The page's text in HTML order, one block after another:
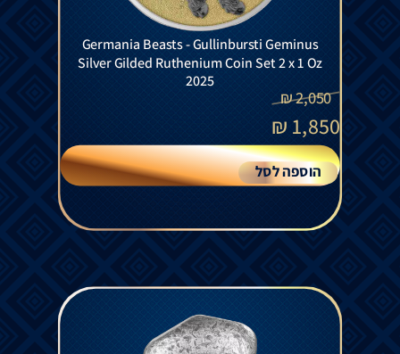
Germania Beasts - Gullinbursti Geminus
Silver Gilded Ruthenium Coin Set 2 x 1 Oz
2025
2,050
₪
1,850
₪
הוספה לסל